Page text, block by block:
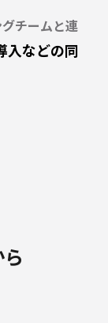
チームと連
入などの同